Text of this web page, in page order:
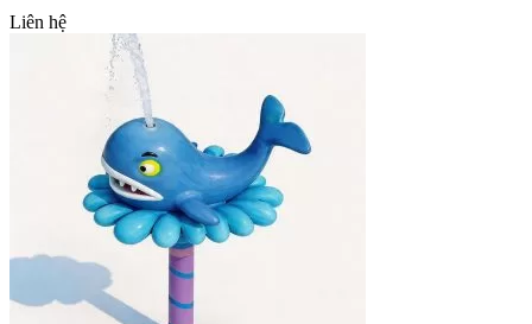
Liên hệ